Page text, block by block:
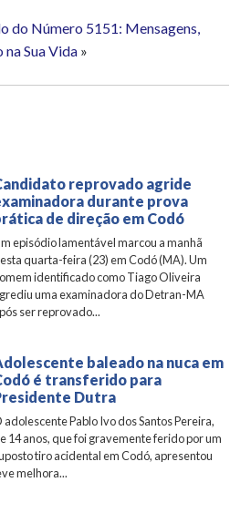
do Número 5151: Mensagens,
Sua Vida »
reprovado agride
durante prova
de direção em Codó
episódio lamentável marcou a manhã
quarta-feira (23) em Codó (MA). Um
identificado como Tiago Oliveira
uma examinadora do Detran-MA
ser reprovado...
baleado na nuca em
é transferido para
Dutra
adolescente Pablo Ivo dos Santos Pereira,
14 anos, que foi gravemente ferido por um
tiro acidental em Codó, apresentou
melhora...